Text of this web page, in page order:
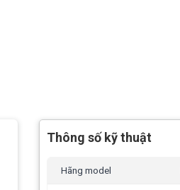
Thông số kỹ thuật
Hãng model